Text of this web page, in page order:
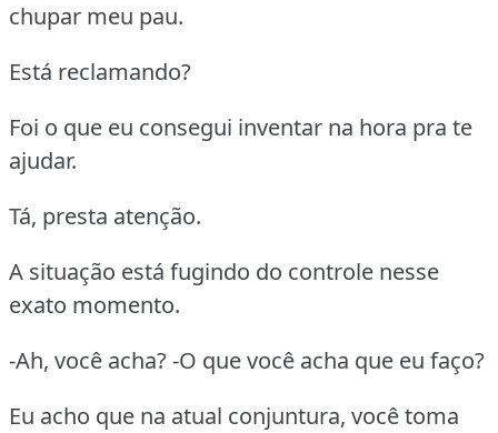
chupar meu pau.
Está reclamando?
Foi o que eu consegui inventar na hora pra te
ajudar.
Tá, presta atenção.
A situação está fugindo do controle nesse
exato momento.
-Ah, você acha? -O que você acha que eu faço?
Eu acho que na atual conjuntura, você toma